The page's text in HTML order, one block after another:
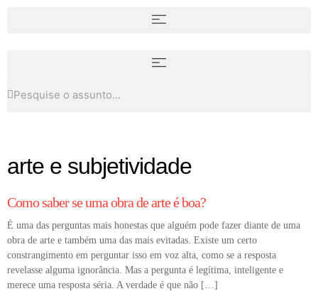
Abstração e política: diálogos
entre forma e discurso
Em tópicos: Geração 80 e o
retorno à pintura
arte e subjetividade
COLUNA
Como saber se uma obra de arte é boa?
É uma das perguntas mais honestas que alguém pode fazer diante de uma
obra de arte e também uma das mais evitadas. Existe um certo
constrangimento em perguntar isso em voz alta, como se a resposta
revelasse alguma ignorância. Mas a pergunta é legítima, inteligente e
merece uma resposta séria. A verdade é que não […]